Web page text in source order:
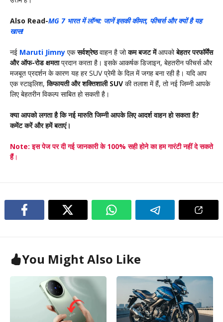
Also Read-MG 7 भारत में लॉन्च: जानें इसकी कीमत, फीचर्स और क्यों है यह
खास!
नई Maruti Jimny एकसर्वश्रेष्ठवाहन है जोकम बजट मेंआपकोबेहतर परफॉर्मेंस
और ऑफ-रोड क्षमताप्रदान करता है। इसके आकर्षक डिजाइन, बेहतरीन फीचर्स और
मजबूत प्रदर्शन के कारण यह हर SUV प्रेमी के दिल में जगह बना रही है। यदि आप
एक स्टाइलिश,किफायती और शक्तिशाली SUV की तलाश में हैं, तो नई जिम्नी आपके
लिए बेहतरीन विकल्प साबित हो सकती है।
क्या आपको लगता है कि नई मारुति जिम्नी आपके लिए आदर्श वाहन हो सकता है?
कमेंट करें और हमें बताएं।
Note: इस पेज पर दी गई जानकारी के 100% सही होने का हम गारंटी नहीं दे सकते
हैं।
You Might Also Like